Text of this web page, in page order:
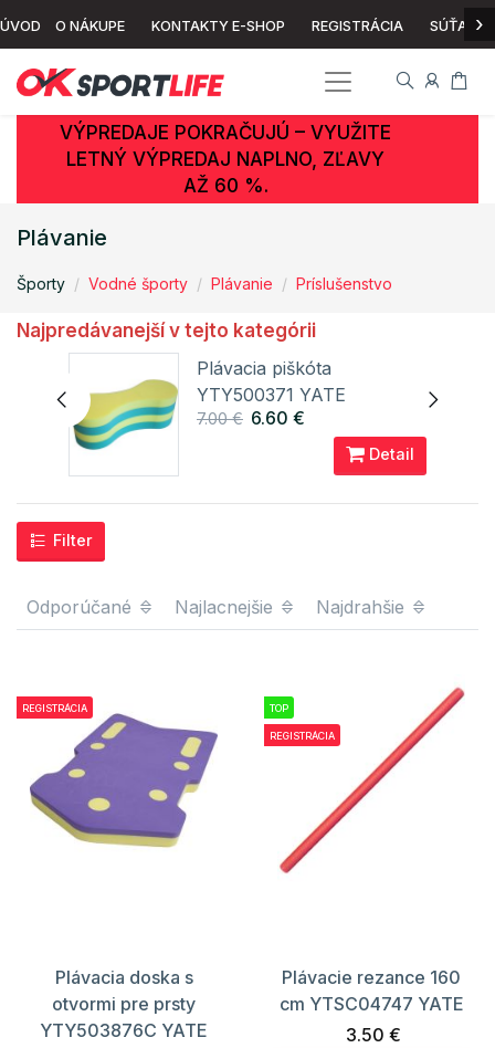
ÚVOD O NÁKUPE KONTAKTY E-SHOP REGISTRÁCIA SÚŤAŽ ›
VÝPREDAJE POKRAČUJÚ – VYUŽITE
LETNÝ VÝPREDAJ NAPLNO, ZĽAVY
AŽ 60 %.
Plávanie
Športy Vodné športy Plávanie Príslušenstvo
Najpredávanejší v tejto kategórii
Plávacia piškóta
YTY500371 YATE
7.00 € 6.60 €
Detail
Filter
Odporúčané Najlacnejšie Najdrahšie
REGISTRÁCIA
Plávacia doska s
otvormi pre prsty
YTY503876C YATE
TOP
REGISTRÁCIA
Plávacie rezance 160
cm YTSC04747 YATE
3.50 €